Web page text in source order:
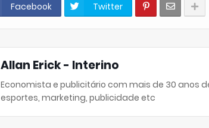
Facebook Twitter
Allan Erick - Interino
Economista e publicitário com mais de 30 anos
esportes, marketing, publicidade etc